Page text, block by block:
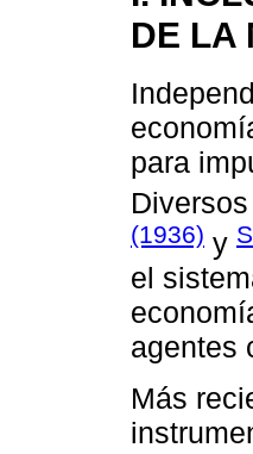
DE LA
para
(1936) y
el
agentes
Más